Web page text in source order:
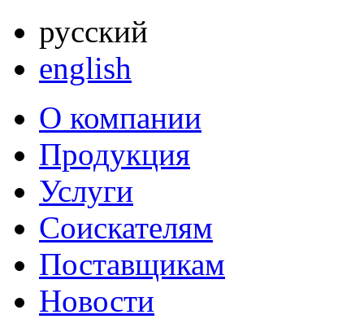
русский
english
О компании
Продукция
Услуги
Соискателям
Поставщикам
Новости